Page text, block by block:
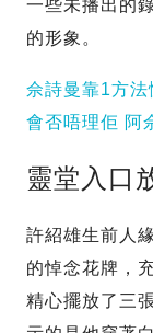
一些未播出的
的形象。
佘詩曼靠1方
會否唔理佢 阿
靈堂入口
許紹雄生前人
的悼念花牌，
精心擺放了三